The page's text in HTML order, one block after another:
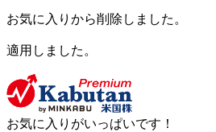
お気に入りから削除しました。
適用しました。
お気に入りがいっぱいです！